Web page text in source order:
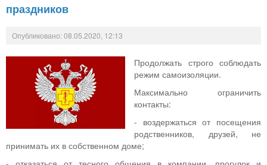
праздников
Опубликовано: 08.05.2020, 12:13
Продолжать строго соблюдать
режим самоизоляции.
Максимально ограничить
контакты:
- воздержаться от посещения
родственников, друзей, не
принимать их в собственном доме;